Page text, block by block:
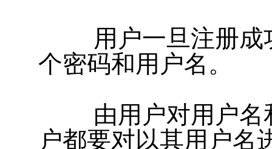
用户一旦注册成功
个密码和用户名。
由用户对用户名和
户都要对以其用户名